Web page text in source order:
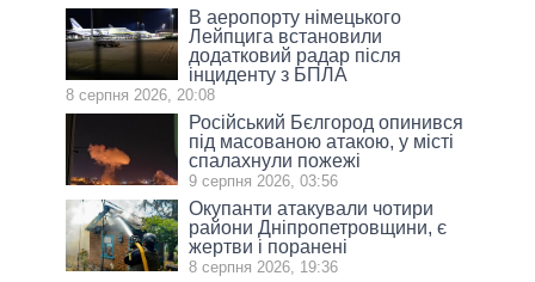
В аеропорту німецького
Лейпцига встановили
додатковий радар після
інциденту з БПЛА
8 серпня 2026, 20:08
Російський Бєлгород опинився
під масованою атакою, у місті
спалахнули пожежі
9 серпня 2026, 03:56
Окупанти атакували чотири
райони Дніпропетровщини, є
жертви і поранені
8 серпня 2026, 19:36